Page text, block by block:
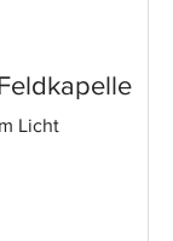
Licht